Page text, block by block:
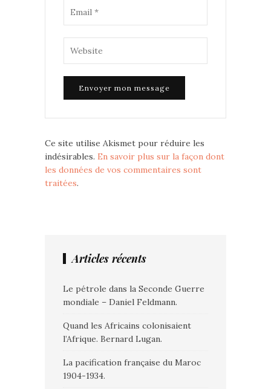
Ce site utilise Akismet pour réduire les
indésirables. En savoir plus sur la façon dont
les données de vos commentaires sont
traitées.
Articles récents
Le pétrole dans la Seconde Guerre
mondiale – Daniel Feldmann.
Quand les Africains colonisaient
l’Afrique. Bernard Lugan.
La pacification française du Maroc
1904-1934.